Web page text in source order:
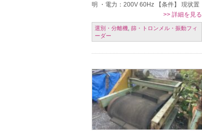
明 ・電力：200V 60Hz 【条件】 現状置
場渡し、保証なし、売り切れ御免、ご発
注時一括現金振込 【掲 […]
>> 詳細を見る
選別・分離機, 篩・トロンメル・振動フィ
ーダー